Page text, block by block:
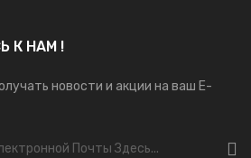
К НАМ !
новости и акции на ваш E-